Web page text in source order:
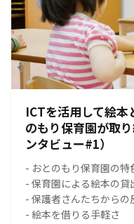
ICTを活用して絵本
のもり保育園が取
ンタビュー#1）
- おとのもり保育園の特
- 保育園による絵本の貸
- 保護者さんたちからの
- 絵本を借りる手軽さ